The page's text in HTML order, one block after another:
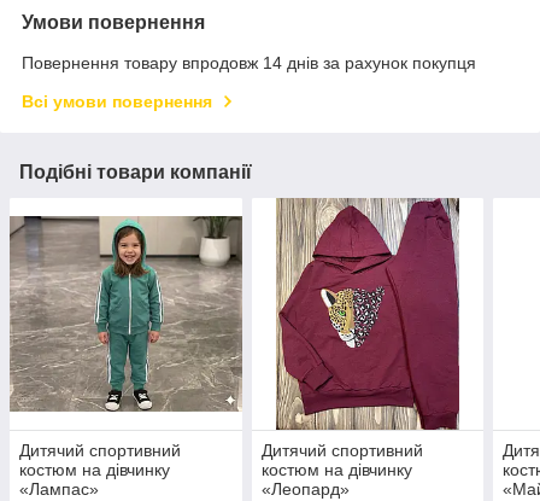
Умови повернення
Повернення товару впродовж 14 днів за рахунок покупця
Всі умови повернення
Подібні товари компанії
Дитячий спортивний
костюм на дівчинку
«Лампас»
Дитячий спортивний
костюм на дівчинку
«Леопард»